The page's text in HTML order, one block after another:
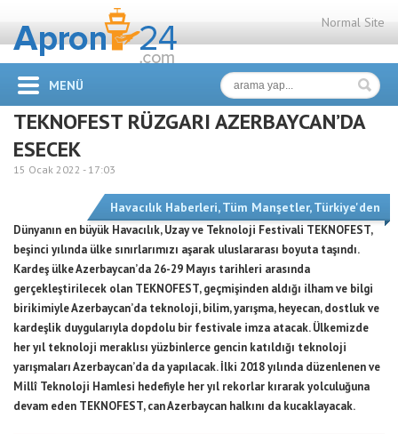
Normal Site
MENÜ
TEKNOFEST RÜZGARI AZERBAYCAN’DA
ESECEK
15 Ocak 2022 - 17:03
Havacılık Haberleri,Tüm Manşetler,Türkiye'den
Dünyanın en büyük Havacılık, Uzay ve Teknoloji Festivali TEKNOFEST,
beşinci yılında ülke sınırlarımızı aşarak uluslararası boyuta taşındı.
Kardeş ülke Azerbaycan’da 26-29 Mayıs tarihleri arasında
gerçekleştirilecek olan TEKNOFEST, geçmişinden aldığı ilham ve bilgi
birikimiyle Azerbaycan’da teknoloji, bilim, yarışma, heyecan, dostluk ve
kardeşlik duygularıyla dopdolu bir festivale imza atacak. Ülkemizde
her yıl teknoloji meraklısı yüzbinlerce gencin katıldığı teknoloji
yarışmaları Azerbaycan’da da yapılacak. İlki 2018 yılında düzenlenen ve
Millî Teknoloji Hamlesi hedefiyle her yıl rekorlar kırarak yolculuğuna
devam eden TEKNOFEST, can Azerbaycan halkını da kucaklayacak.